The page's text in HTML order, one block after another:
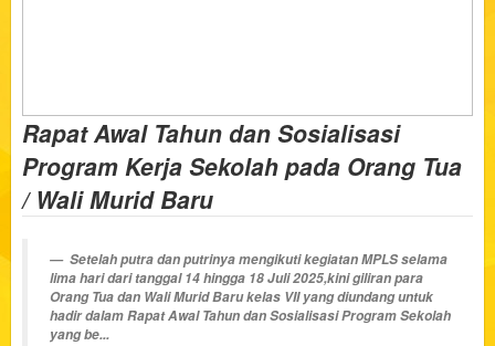
Rapat Awal Tahun dan Sosialisasi
Program Kerja Sekolah pada Orang Tua
/ Wali Murid Baru
Setelah putra dan putrinya mengikuti kegiatan MPLS selama
lima hari dari tanggal 14 hingga 18 Juli 2025,kini giliran para
Orang Tua dan Wali Murid Baru kelas VII yang diundang untuk
hadir dalam Rapat Awal Tahun dan Sosialisasi Program Sekolah
yang be...